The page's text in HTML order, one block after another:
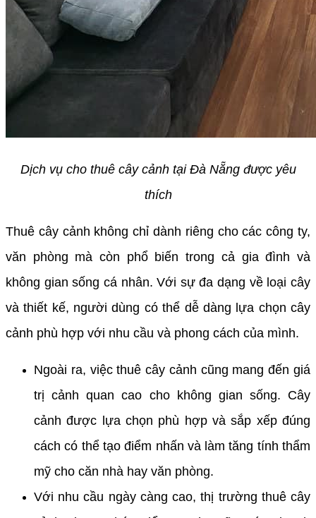
Dịch vụ cho thuê cây cảnh tại Đà Nẵng được yêu
thích
Thuê cây cảnh không chỉ dành riêng cho các công ty,
văn phòng mà còn phổ biến trong cả gia đình và
không gian sống cá nhân. Với sự đa dạng về loại cây
và thiết kế, người dùng có thể dễ dàng lựa chọn cây
cảnh phù hợp với nhu cầu và phong cách của mình.
Ngoài ra, việc thuê cây cảnh cũng mang đến giá
trị cảnh quan cao cho không gian sống. Cây
cảnh được lựa chọn phù hợp và sắp xếp đúng
cách có thể tạo điểm nhấn và làm tăng tính thẩm
mỹ cho căn nhà hay văn phòng.
Với nhu cầu ngày càng cao, thị trường thuê cây